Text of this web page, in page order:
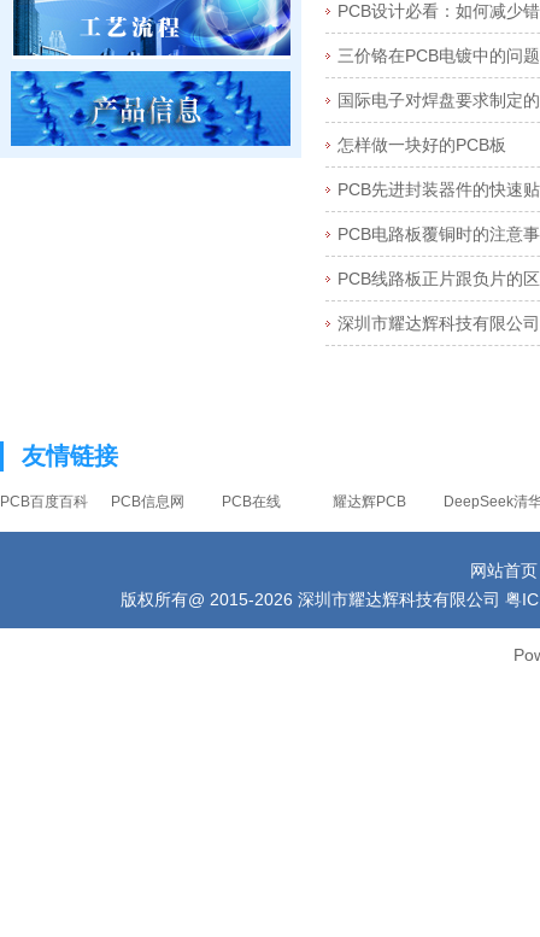
PCB设计必看：如何减少
三价铬在PCB电镀中的问
国际电子对焊盘要求制定
怎样做一块好的PCB板
PCB先进封装器件的快速
PCB电路板覆铜时的注意
PCB线路板正片跟负片的
深圳市耀达辉科技有限公
友情链接
PCB百度百科 PCB信息网 PCB在线 耀达辉PCB DeepSeek清
网站首页
版权所有@ 2015-2026 深圳市耀达辉科技有限公司 粤